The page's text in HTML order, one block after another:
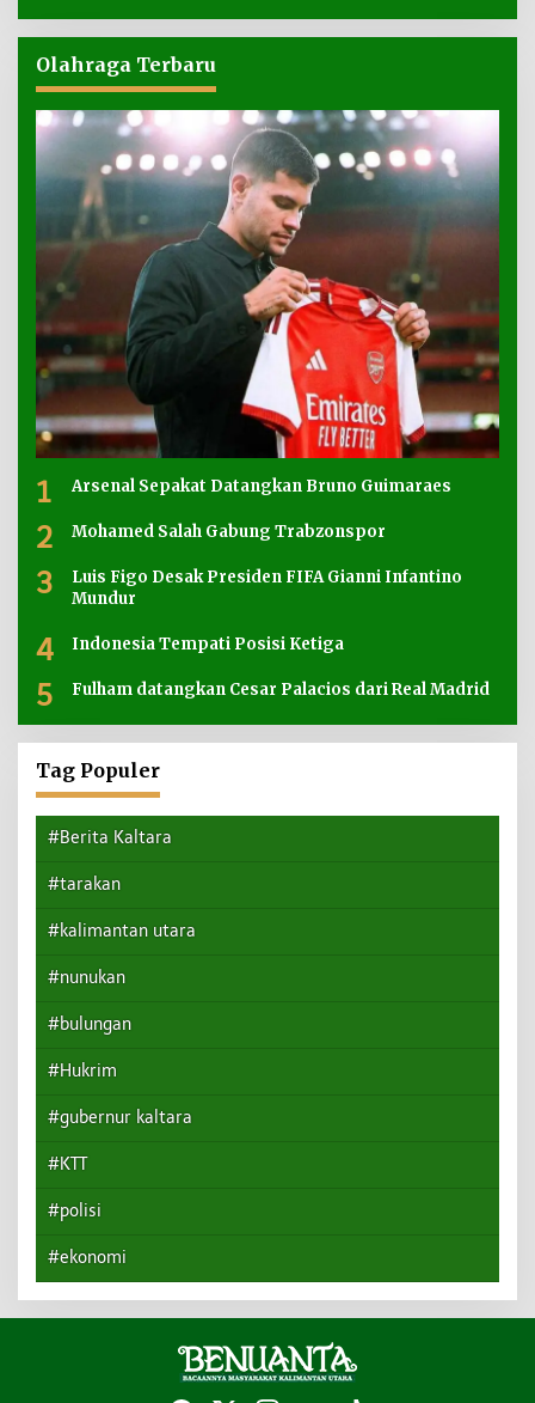
Olahraga Terbaru
1 Arsenal Sepakat Datangkan Bruno Guimaraes
2 Mohamed Salah Gabung Trabzonspor
3
Luis Figo Desak Presiden FIFA Gianni Infantino
Mundur
4 Indonesia Tempati Posisi Ketiga
5 Fulham datangkan Cesar Palacios dari Real Madrid
Tag Populer
#Berita Kaltara
#tarakan
#kalimantan utara
#nunukan
#bulungan
#Hukrim
#gubernur kaltara
#KTT
#polisi
#ekonomi